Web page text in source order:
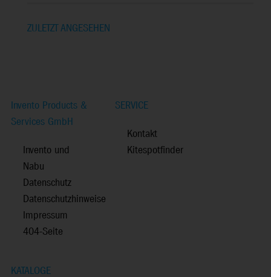
ZULETZT ANGESEHEN
Invento Products &
Services GmbH
Invento und
Nabu
Datenschutz
Datenschutzhinweise
Impressum
404-Seite
SERVICE
Kontakt
Kitespotfinder
KATALOGE